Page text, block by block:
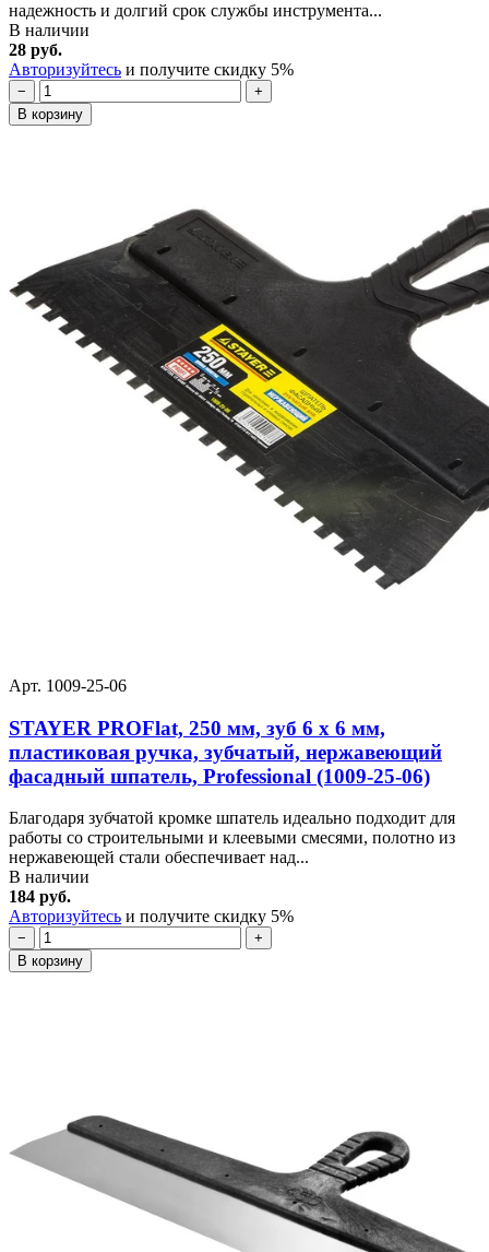
надежность и долгий срок службы инструмента...
В наличии
28 руб.
Авторизуйтесь и получите скидку 5%
−
+
В корзину
Арт. 1009-25-06
STAYER PROFlat, 250 мм, зуб 6 х 6 мм,
пластиковая ручка, зубчатый, нержавеющий
фасадный шпатель, Professional (1009-25-06)
Благодаря зубчатой кромке шпатель идеально подходит для
работы со строительными и клеевыми смесями, полотно из
нержавеющей стали обеспечивает над...
В наличии
184 руб.
Авторизуйтесь и получите скидку 5%
−
+
В корзину